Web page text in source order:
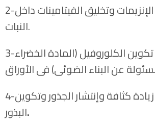
2-يساهم فى بناء الإنزيمات وتخليق الفيتامينات داخل
النبات.
3-هام جداً فى تكوين الكلوروفيل (المادة الخضراء
4-يساهم فى زيادة كثافة وإنتشار الجذور وتكوين
البذور.